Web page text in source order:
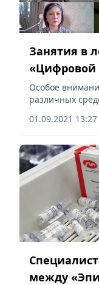
Занятия в
«Цифровой
Особое
различных
01.09.2021 13:27
между